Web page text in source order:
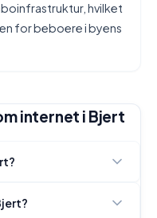
hvilket
for beboere i byens
internet i Bjert